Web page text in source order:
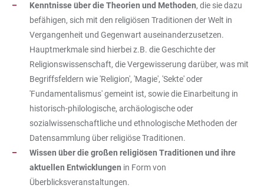
Kenntnisse über die Theorien und Methoden, die sie dazu
befähigen, sich mit den religiösen Traditionen der Welt in
Vergangenheit und Gegenwart auseinanderzusetzen.
Hauptmerkmale sind hierbei z.B. die Geschichte der
Religionswissenschaft, die Vergewisserung darüber, was mit
Begriffsfeldern wie 'Religion', 'Magie', 'Sekte' oder
'Fundamentalismus' gemeint ist, sowie die Einarbeitung in
historisch-philologische, archäologische oder
sozialwissenschaftliche und ethnologische Methoden der
Datensammlung über religiöse Traditionen.
Wissen über die großen religiösen Traditionen und ihre
aktuellen Entwicklungen in Form von
Überblicksveranstaltungen.